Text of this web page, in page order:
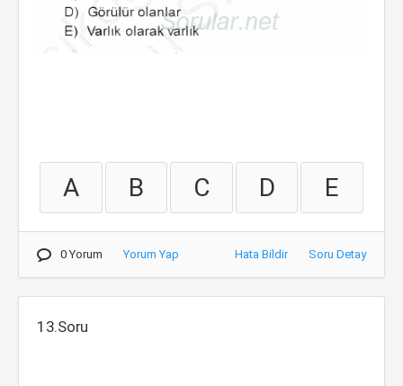
A B C D E
0 Yorum Yorum Yap Hata Bildir Soru Detay
13.Soru